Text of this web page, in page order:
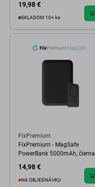
19,98 €
SKLADOM 10+ ks
FixPremium
FixPremium - MagSafe
PowerBank 5000mAh, čierna
14,98 €
NA OBJEDNÁVKU